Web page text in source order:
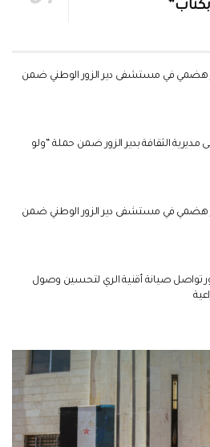
تنظير هضمي في مستشفى دير الزور الوطني ضمن
إلى مديرية الثقافة بدير الزور ضمن حملة “ولو
تنظير هضمي في مستشفى دير الزور الوطني ضمن
تواصل صيانة أقنية الري لتحسين وصول